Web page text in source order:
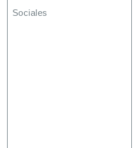
Sociales